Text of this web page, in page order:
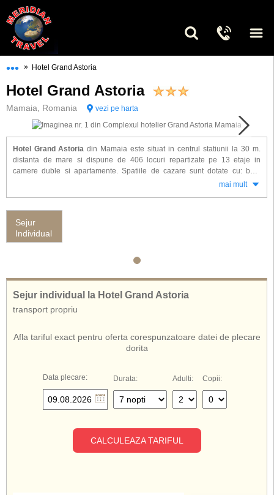
••• » Hotel Grand Astoria
Hotel Grand Astoria
Mamaia, Romania vezi pe harta
Hotel Grand Astoria din Mamaia este situat in centrul statiunii la 30 m.
distanta de mare si dispune de 406 locuri repartizate pe 13 etaje in
camere duble si apartamente. Spatiile de cazare sunt dotate cu: baie
Adresa hotelului
Grand Astoria Hotel Mamaia
Hotel Grand Astoria Romania
mai mult
Sejur
Individual
Sejur individual la Hotel Grand Astoria
transport propriu
Afla tariful exact pentru oferta corespunzatoare datei de plecare
dorita
Data plecare: Durata: Adulti: Copii:
CALCULEAZA TARIFUL